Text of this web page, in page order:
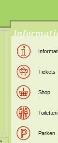
Tickets
Shop
Toiletten
Parken